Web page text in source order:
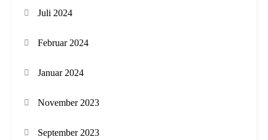
Juli 2024
Februar 2024
Januar 2024
November 2023
September 2023